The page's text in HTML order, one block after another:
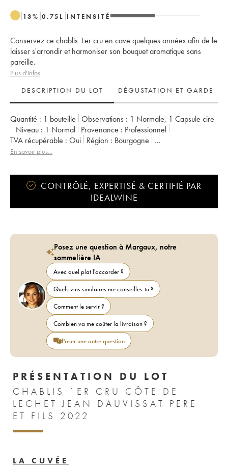
13% 0.75 L INTENSITÉ
Conservez ce chablis 1er cru en cave quelques années afin de le
laisser s'arrondir et harmoniser son bouquet aromatique sans
pareille.
Plus d'infos
DESCRIPTION DU LOT
DÉGUSTATION ET GARDE
Quantité : 1 bouteille Observations : 1 Normale, 1 Capsule cire
Niveau : 1 Normal Provenance :
professionnel
TVA récupérable :
oui Région :
Bourgogne
Appellation :
En savoir plus...
CONTRÔLÉ, EXPERTISÉ & CERTIFIÉ PAR
IDEALWINE
Posez une question à Margaux, notre
sommelière IA
Avec quel plat l'accorder ?
Quels vins similaires me conseilles-tu ?
Comment le servir ?
Combien va me coûter la livraison ?
Poser une autre question
PRÉSENTATION DU LOT
CHABLIS 1ER CRU CÔTE DE
LECHET JEAN DAUVISSAT PERE
ET FILS 2022
LA CUVÉE